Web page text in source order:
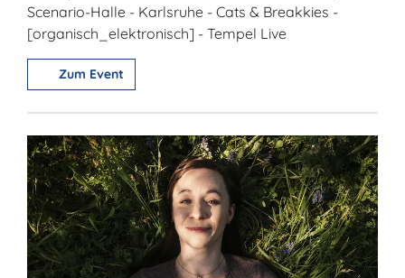
Scenario-Halle - Karlsruhe - Cats & Breakkies -
[organisch_elektronisch] - Tempel Live
Zum Event